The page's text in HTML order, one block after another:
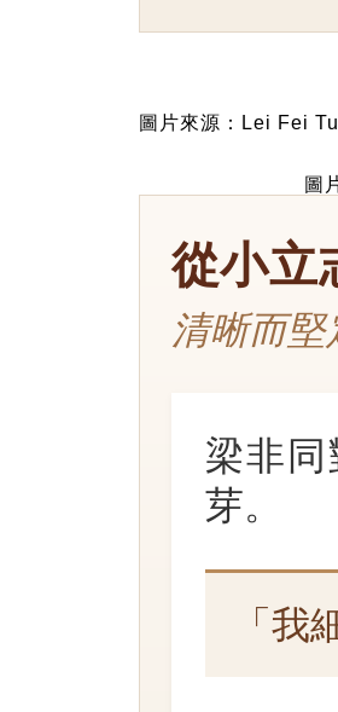
圖片來源：Lei Fei
圖
從小立
清晰而
梁非
芽。
「